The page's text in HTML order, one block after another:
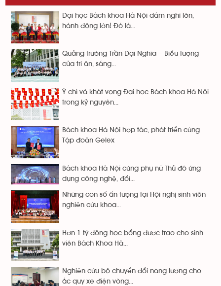
Đại học Bách khoa Hà Nội dám nghĩ lớn,
hành động lớn! Đó là...
Quảng trường Trần Đại Nghĩa – Biểu tượng
của tri ân, sáng...
Ý chí và khát vọng Đại học Bách khoa Hà Nội
trong kỷ nguyên...
Bách khoa Hà Nội hợp tác, phát triển cùng
Tập đoàn Gelex
Bách khoa Hà Nội cùng phụ nữ Thủ đô ứng
dụng công nghệ, đổi...
Những con số ấn tượng tại Hội nghị sinh viên
nghiên cứu khoa...
Hơn 1 tỷ đồng học bổng được trao cho sinh
viên Bách Khoa Hà...
Nghiên cứu bộ chuyển đổi năng lượng cho
ắc quy xe điện vòng...